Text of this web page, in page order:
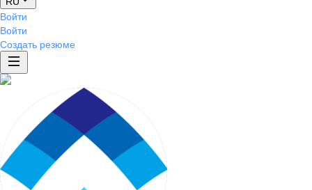
Войти
Войти
Создать резюме